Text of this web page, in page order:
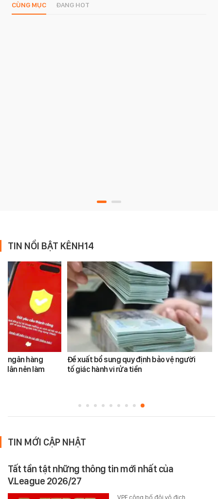
CÙNG MỤC ĐANG HOT
TIN NỔI BẬT KÊNH14
ngân hàng
dân nên làm
Đề xuất bổ sung quy định bảo vệ người
tố giác hành vi rửa tiền
TIN MỚI CẬP NHẬT
Tất tần tật những thông tin mới nhất của
V.League 2026/27
VPF công bố đội vô địch